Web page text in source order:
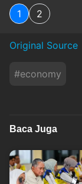
1 2
Original Source
#economy
Baca Juga